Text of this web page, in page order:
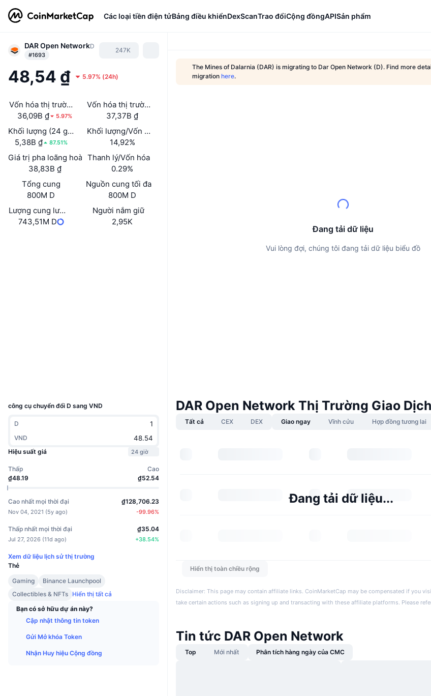
Các loại tiền điện tửBảng điều khiểnDexScanTrao đổiCộng đồngAPISản phẩm
DAR Open NetworkD
#1693
247K
48,54 ₫ 5.97% (24h)
Vốn hóa thị trường
36,09B ₫
5.97%
Vốn hóa thị trường đã mở khóa
37,37B ₫
Khối lượng (24 giờ)
5,38B ₫
87.51%
Khối lượng/Vốn hóa thị trường (24h)
14,92%
Giá trị pha loãng hoàn toàn (FDV)
38,83B ₫
Thanh lý/Vốn hóa
0.29%
Tổng cung
800M D
Nguồn cung tối đa
800M D
Lượng cung lưu hành
743,51M D
Người nắm giữ
2,95K
công cụ chuyển đổi D sang VND
D
VND
Hiệu suất giá
24 giờ
Thấp
₫48.19
Cao
₫52.54
Cao nhất mọi thời đại
Nov 04, 2021 (5y ago)
₫128,706.23
-99.96%
Thấp nhất mọi thời đại
Jul 27, 2026 (11d ago)
₫35.04
+38.54%
Xem dữ liệu lịch sử thị trường
Thẻ
Gaming
Binance Launchpool
Collectibles & NFTs Hiển thị tất cả
Bạn có sở hữu dự án này?
Cập nhật thông tin token
Gửi Mở khóa Token
Nhận Huy hiệu Cộng đồng
The Mines of Dalarnia (DAR) is migrating to Dar Open Network (D). Find more
migration here.
Đang tải dữ liệu
Vui lòng đợi, chúng tôi đang tải dữ liệu biểu đồ
DAR Open Network Thị Trường Giao Dịch
Tất cả CEX DEX Giao ngay Vĩnh cửu Hợp đồng tương lai
Đang tải dữ liệu...
Hiển thị toàn chiều rộng
Disclaimer: This page may contain affiliate links. CoinMarketCap may be compensated if you
take certain actions such as signing up and transacting with these affiliate platforms. Please
Tin tức DAR Open Network
Top Mới nhất Phân tích hàng ngày của CMC